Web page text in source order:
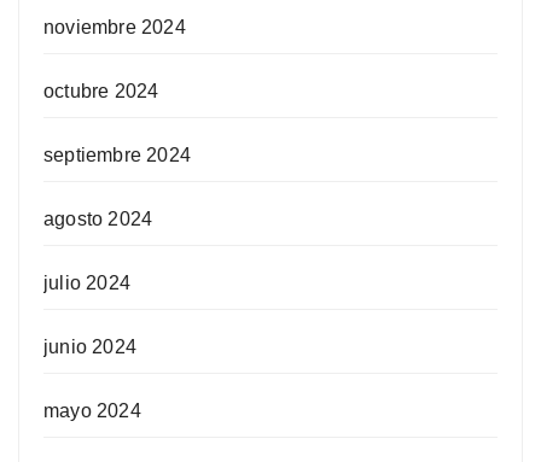
noviembre 2024
octubre 2024
septiembre 2024
agosto 2024
julio 2024
junio 2024
mayo 2024